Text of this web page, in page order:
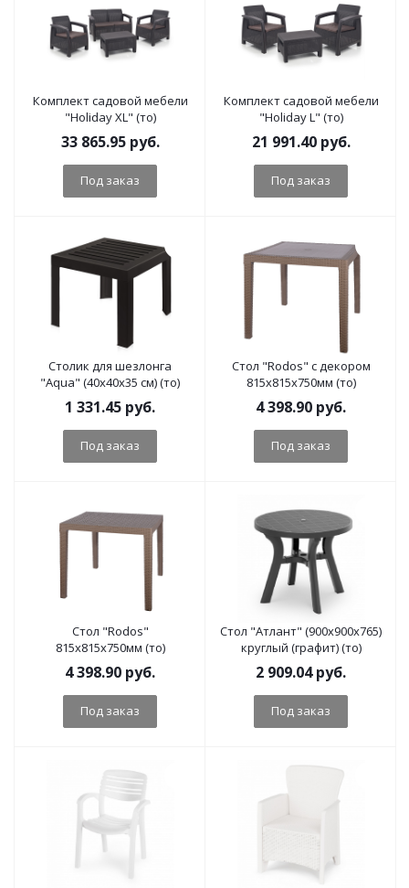
Комплект садовой мебели
"Holiday XL" (то)
33 865.95руб.
Под заказ
Комплект садовой мебели
"Holiday L" (то)
21 991.40руб.
Под заказ
Столик для шезлонга
"Aqua" (40х40х35 см) (то)
1 331.45 руб.
Под заказ
Стол "Rodos" с декором
815х815х750мм (то)
4 398.90 руб.
Под заказ
Стол "Rodos"
815х815х750мм (то)
4 398.90 руб.
Под заказ
Стол "Атлант" (900х900х765)
круглый (графит) (то)
2 909.04руб.
Под заказ